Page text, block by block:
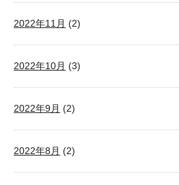
2022年11月 (2)
2022年10月 (3)
2022年9月 (2)
2022年8月 (2)